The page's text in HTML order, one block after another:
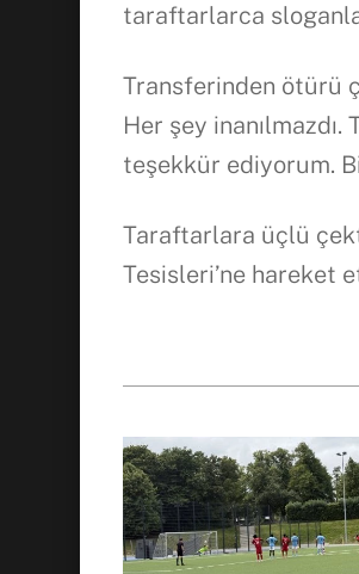
taraftarlarca
Transferinden ötürü
Her şey
teşekkür ediyorum.
Taraftarlara üçlü
Tesisleri’ne hareket